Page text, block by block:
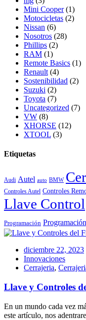
Mini Cooper (1)
Motocicletas (2)
Nissan (6)
Nosotros (28)
Phillips (2)
RAM (1)
Remote Basics (1)
Renault (4)
Sostenibilidad (2)
Suzuki (2)
Toyota (7)
Uncategorized (7)
VW (8)
XHORSE (12)
XTOOL (3)
Etiquetas
Audi Autel auto BMW
Controles Autel Controles
Llave Control
Programación
diciembre 22, 2023
Innovaciones
Cerrajeria,
Llave y Controles
En un mundo cada vez
este artículo, nos